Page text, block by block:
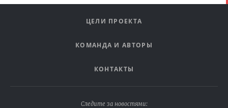
ЦЕЛИ ПРОЕКТА
КОМАНДА И АВТОРЫ
КОНТАКТЫ
Следите за новостями: